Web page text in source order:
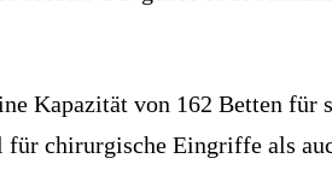
Kapazität von 162 Betten
chirurgische Eingriffe als